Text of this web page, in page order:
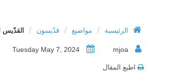
الرئيسية / مواضيع / قدّيسون / القدّيس
اطبع المقال